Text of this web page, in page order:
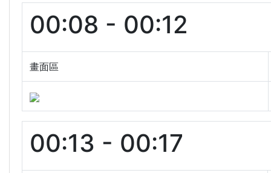
00:08 - 00:12
畫面區
00:13 - 00:17